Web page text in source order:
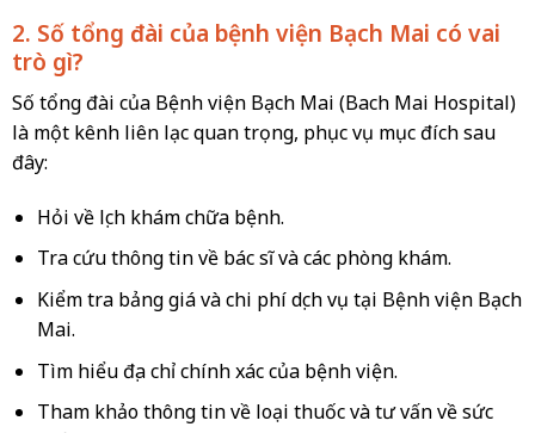
2. Số tổng đài của bệnh viện Bạch Mai có vai
trò gì?
Số tổng đài của Bệnh viện Bạch Mai (Bach Mai Hospital)
là một kênh liên lạc quan trọng, phục vụ mục đích sau
đây:
Hỏi về lịch khám chữa bệnh.
Tra cứu thông tin về bác sĩ và các phòng khám.
Kiểm tra bảng giá và chi phí dịch vụ tại Bệnh viện Bạch
Mai.
Tìm hiểu địa chỉ chính xác của bệnh viện.
Tham khảo thông tin về loại thuốc và tư vấn về sức